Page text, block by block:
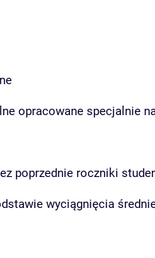
opracowane specjalnie
poprzednie roczniki
wyciągnięcia